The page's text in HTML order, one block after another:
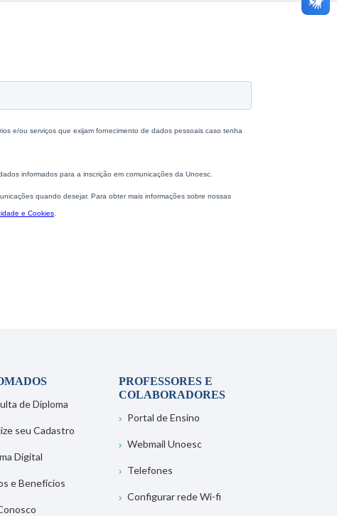
de Diploma
seu Cadastro
Digital
e Benefícios
PROFESSORES E
COLABORADORES
Portal de Ensino
Webmail Unoesc
Telefones
Configurar rede Wi-fi